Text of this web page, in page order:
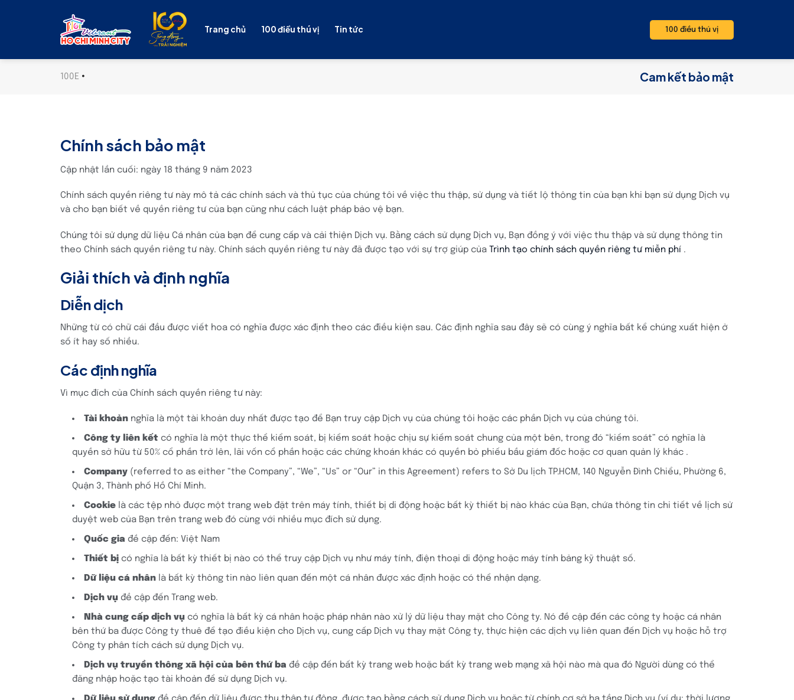
Trang chủ 100 điều thú vị Tin tức 100 điều thú vị
100E • Cam kết bảo mật
Chính sách bảo mật
Cập nhật lần cuối: ngày 18 tháng 9 năm 2023
Chính sách quyền riêng tư này mô tả các chính sách và thủ tục của chúng tôi về việc thu thập, sử dụng và tiết lộ thông tin của bạn khi bạn sử dụng Dịch vụ
và cho bạn biết về quyền riêng tư của bạn cũng như cách luật pháp bảo vệ bạn.
Chúng tôi sử dụng dữ liệu Cá nhân của bạn để cung cấp và cải thiện Dịch vụ. Bằng cách sử dụng Dịch vụ, Bạn đồng ý với việc thu thập và sử dụng thông tin
theo Chính sách quyền riêng tư này. Chính sách quyền riêng tư này đã được tạo với sự trợ giúp của
Trình tạo chính sách quyền riêng tư miễn phí .
Giải thích và định nghĩa
Diễn dịch
Những từ có chữ cái đầu được viết hoa có nghĩa được xác định theo các điều kiện sau. Các định nghĩa sau đây sẽ có cùng ý nghĩa bất kể chúng xuất hiện ở
số ít hay số nhiều.
Các định nghĩa
Vì mục đích của Chính sách quyền riêng tư này:
Tài khoảnnghĩa là một tài khoản duy nhất được tạo để Bạn truy cập Dịch vụ của chúng tôi hoặc các phần Dịch vụ của chúng tôi.
Công ty liên kết có nghĩa là một thực thể kiểm soát, bị kiểm soát hoặc chịu sự kiểm soát chung của một bên, trong đó “kiểm soát” có nghĩa là
quyền sở hữu từ 50% cổ phần trở lên, lãi vốn cổ phần hoặc các chứng khoán khác có quyền bỏ phiếu bầu giám đốc hoặc cơ quan quản lý khác .
Company(referred to as either “the Company”, “We”, “Us” or “Our” in this Agreement) refers to Sở Du lịch TP.HCM, 140 Nguyễn Đình Chiểu, Phường 6,
Quận 3, Thành phố Hồ Chí Minh.
Cookielà các tệp nhỏ được một trang web đặt trên máy tính, thiết bị di động hoặc bất kỳ thiết bị nào khác của Bạn, chứa thông tin chi tiết về lịch sử
duyệt web của Bạn trên trang web đó cùng với nhiều mục đích sử dụng.
Quốc giađề cập đến: Việt Nam
Thiết bịcó nghĩa là bất kỳ thiết bị nào có thể truy cập Dịch vụ như máy tính, điện thoại di động hoặc máy tính bảng kỹ thuật số.
Dữ liệu cá nhânlà bất kỳ thông tin nào liên quan đến một cá nhân được xác định hoặc có thể nhận dạng.
Dịch vụđề cập đến Trang web.
Nhà cung cấp dịch vụcó nghĩa là bất kỳ cá nhân hoặc pháp nhân nào xử lý dữ liệu thay mặt cho Công ty. Nó đề cập đến các công ty hoặc cá nhân
bên thứ ba được Công ty thuê để tạo điều kiện cho Dịch vụ, cung cấp Dịch vụ thay mặt Công ty, thực hiện các dịch vụ liên quan đến Dịch vụ hoặc hỗ trợ
Công ty phân tích cách sử dụng Dịch vụ.
Dịch vụ truyền thông xã hội của bên thứ bađề cập đến bất kỳ trang web hoặc bất kỳ trang web mạng xã hội nào mà qua đó Người dùng có thể
đăng nhập hoặc tạo tài khoản để sử dụng Dịch vụ.